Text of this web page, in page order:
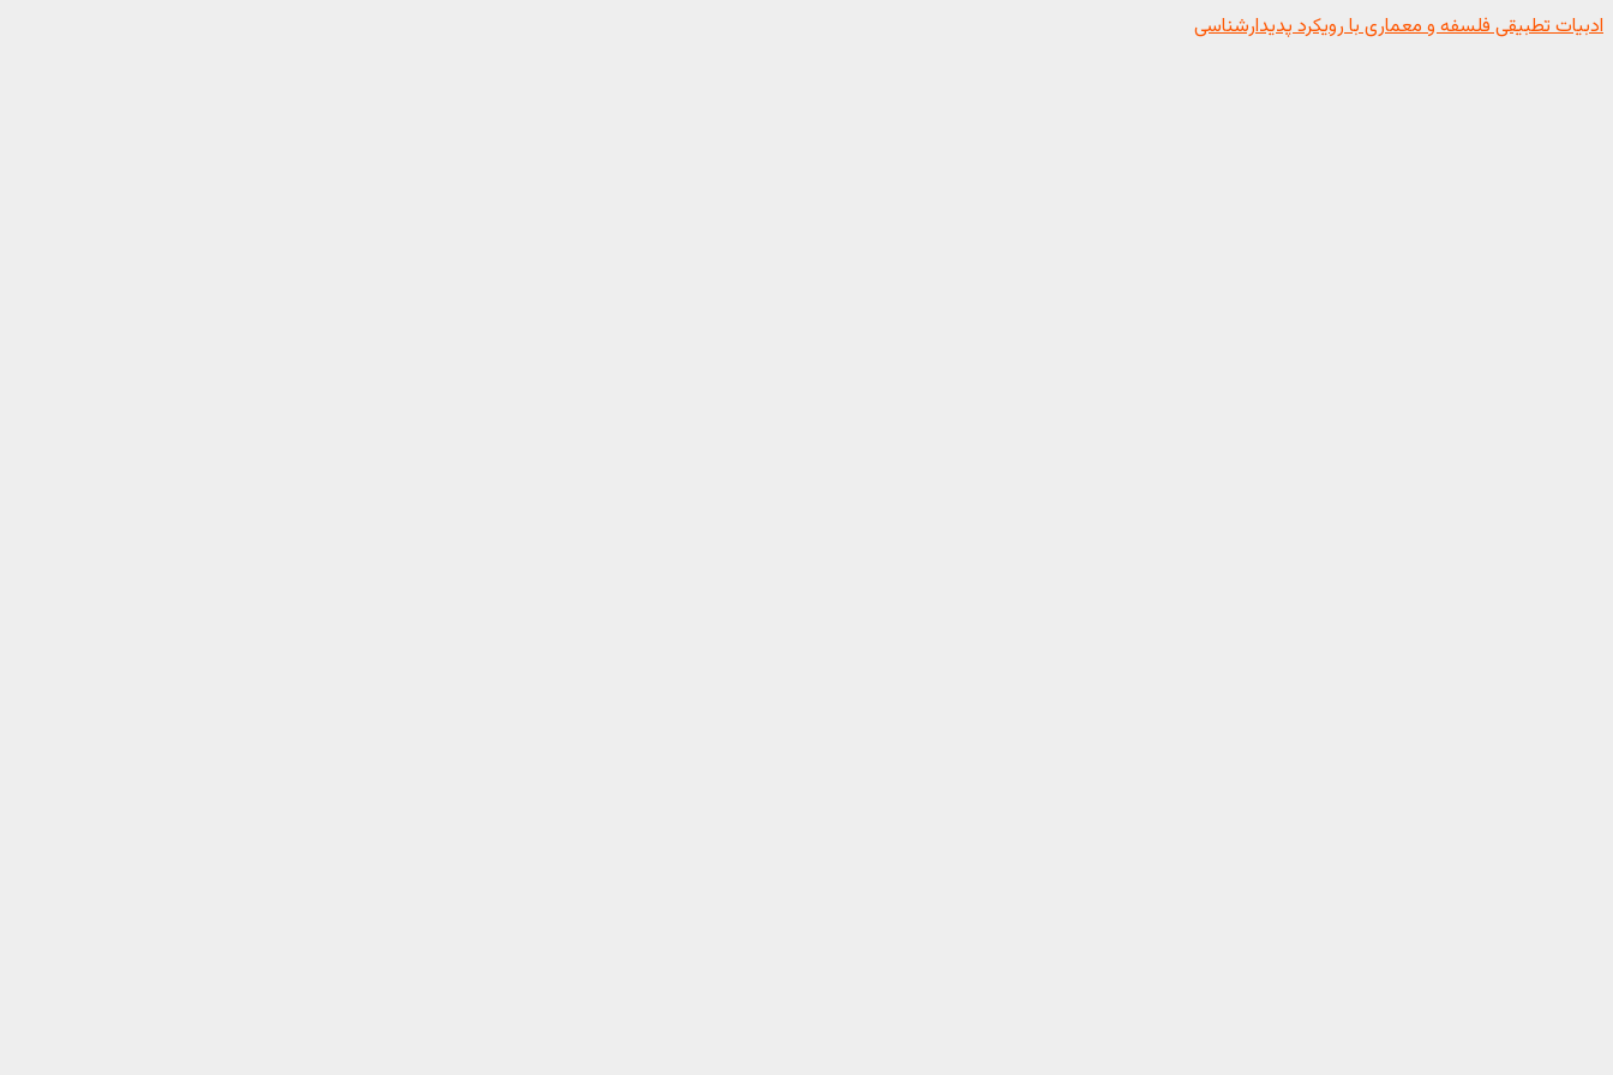
ادبیات تطبیقی فلسفه و معماری با رویکرد پدیدارشناسی